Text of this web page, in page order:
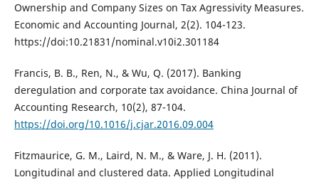
Ownership and Company Sizes on Tax Agressivity Measures.
Economic and Accounting Journal, 2(2). 104-123.
https://doi:10.21831/nominal.v10i2.301184
Francis, B. B., Ren, N., & Wu, Q. (2017). Banking
deregulation and corporate tax avoidance. China Journal of
Accounting Research, 10(2), 87-104.
https://doi.org/10.1016/j.cjar.2016.09.004
Fitzmaurice, G. M., Laird, N. M., & Ware, J. H. (2011).
Longitudinal and clustered data. Applied Longitudinal